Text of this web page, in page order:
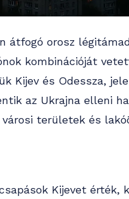
átfogó orosz
kombinációját
Kijev és Odessza,
az Ukrajna elleni
területek és
Kijevet érték,